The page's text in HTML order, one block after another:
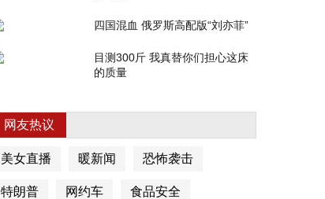
四国混血 俄罗斯高配版“刘亦菲”
目测300斤 我真替你们担心这床
的质量
网友热议
美女直播 暖新闻 恐怖袭击
特朗普 网约车 食品安全